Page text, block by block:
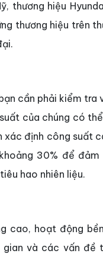
thương hiệu
thương hiệu trên
cần phải kiểm tra
của chúng có
xác định công suất
30% để
hao nhiên liệu.
cao, hoạt động
và các vấn đề